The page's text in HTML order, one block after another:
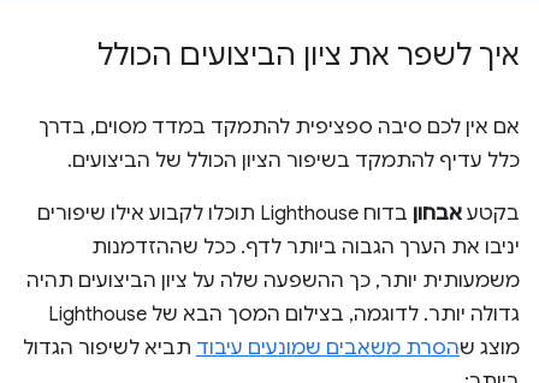
איך לשפר את ציון הביצועים הכולל
אם אין לכם סיבה ספציפית להתמקד במדד מסוים, בדרך
כלל עדיף להתמקד בשיפור הציון הכולל של הביצועים.
בקטע אבחון
בדוח Lighthouse תוכלו לקבוע אילו שיפורים
יניבו את הערך הגבוה ביותר לדף. ככל שההזדמנות
משמעותית יותר, כך ההשפעה שלה על ציון הביצועים תהיה
גדולה יותר. לדוגמה, בצילום המסך הבא של Lighthouse
מוצג שהסרת משאבים שמונעים עיבוד תביא לשיפור הגדול